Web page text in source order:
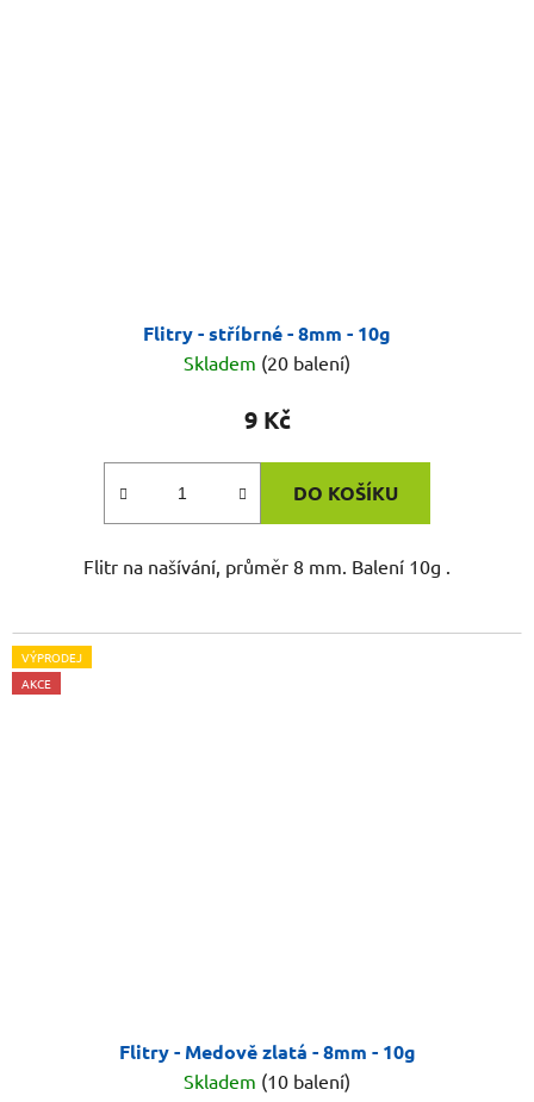
Flitry - stříbrné - 8mm - 10g
Skladem (20 balení)
9 Kč
DO KOŠÍKU
Flitr na našívání, průměr 8 mm. Balení 10g .
VÝPRODEJ
AKCE
Flitry - Medově zlatá - 8mm - 10g
Skladem (10 balení)